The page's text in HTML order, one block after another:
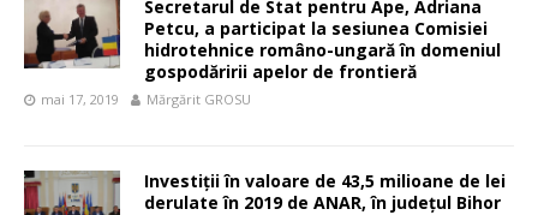
Secretarul de Stat pentru Ape, Adriana
Petcu, a participat la sesiunea Comisiei
hidrotehnice româno-ungară în domeniul
gospodăririi apelor de frontieră
mai 17, 2019 Mărgărit GROSU
Investiții în valoare de 43,5 milioane de lei
derulate în 2019 de ANAR, în județul Bihor